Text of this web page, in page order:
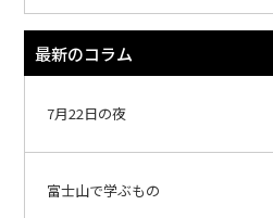
最新のコラム
7月22日の夜
富士山で学ぶもの